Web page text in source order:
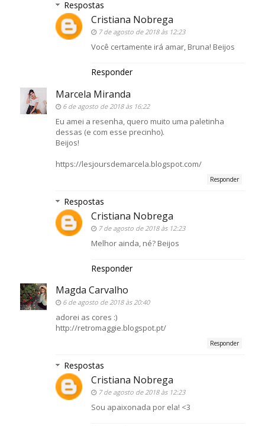
Respostas
Cristiana Nobrega
7 de agosto de 2018 às 12:23
Você certamente irá amar, Bruna! Beijos
Responder
Marcela Miranda
6 de agosto de 2018 às 16:22
Eu amei a resenha, quero muito uma paletinha
dessas (e com esse precinho).
Beijos!
https://lesjoursdemarcela.blogspot.com/
Responder
Respostas
Cristiana Nobrega
7 de agosto de 2018 às 12:23
Melhor ainda, né? Beijos
Responder
Magda Carvalho
6 de agosto de 2018 às 20:40
adorei as cores :)
http://retromaggie.blogspot.pt/
Responder
Respostas
Cristiana Nobrega
7 de agosto de 2018 às 12:23
Sou apaixonada por ela! <3